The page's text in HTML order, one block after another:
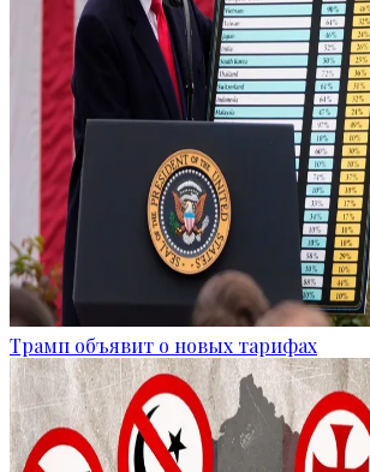
Трамп объявит о новых тарифах